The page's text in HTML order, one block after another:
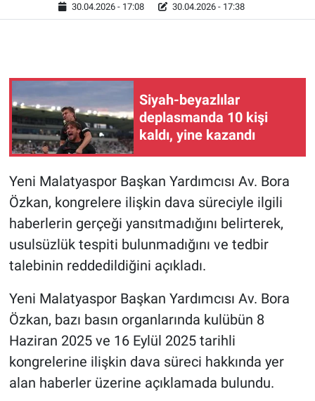
30.04.2026 - 17:08 30.04.2026 - 17:38
Siyah-beyazlılar
deplasmanda 10 kişi
kaldı, yine kazandı
Yeni Malatyaspor Başkan Yardımcısı Av. Bora
Özkan, kongrelere ilişkin dava süreciyle ilgili
haberlerin gerçeği yansıtmadığını belirterek,
usulsüzlük tespiti bulunmadığını ve tedbir
talebinin reddedildiğini açıkladı.
Yeni Malatyaspor Başkan Yardımcısı Av. Bora
Özkan, bazı basın organlarında kulübün 8
Haziran 2025 ve 16 Eylül 2025 tarihli
kongrelerine ilişkin dava süreci hakkında yer
alan haberler üzerine açıklamada bulundu.